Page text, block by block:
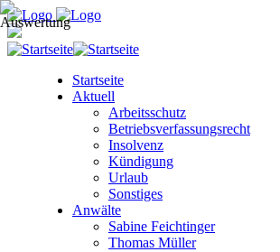
Startseite
Aktuell
Arbeitsschutz
Betriebsverfassungsrecht
Insolvenz
Kündigung
Urlaub
Sonstiges
Anwälte
Sabine Feichtinger
Thomas Müller